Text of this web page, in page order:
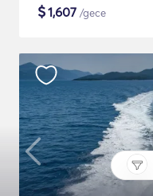
$1,607 /gece